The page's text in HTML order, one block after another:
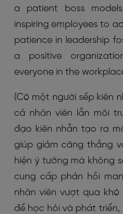
a patient boss
inspiring employees to
patience in leadership
a positive
everyone in the
(Có một người sếp kiên
cả nhân viên lẫn môi
đạo kiên nhẫn tạo ra
giúp giảm căng thẳng
hiện ý tưởng mà không
cung cấp phản hồi
nhân viên vượt qua
để học hỏi và phát